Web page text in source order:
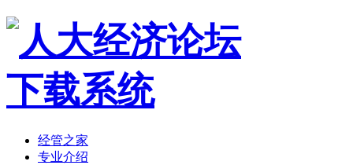
经管之家
专业介绍